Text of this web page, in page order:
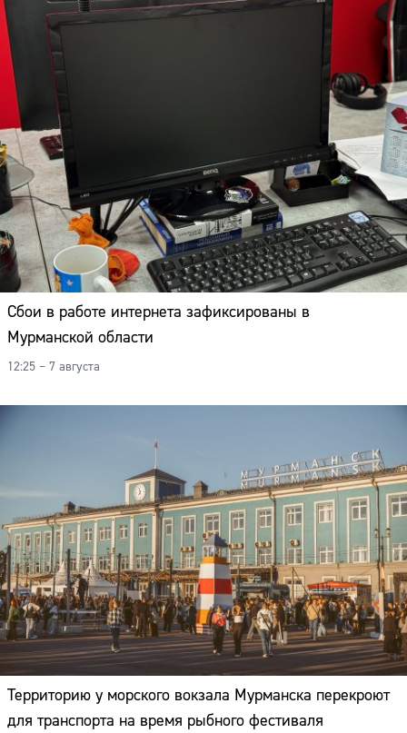
Сбои в работе интернета зафиксированы в
Мурманской области
12:25 – 7 августа
Территорию у морского вокзала Мурманска перекроют
для транспорта на время рыбного фестиваля